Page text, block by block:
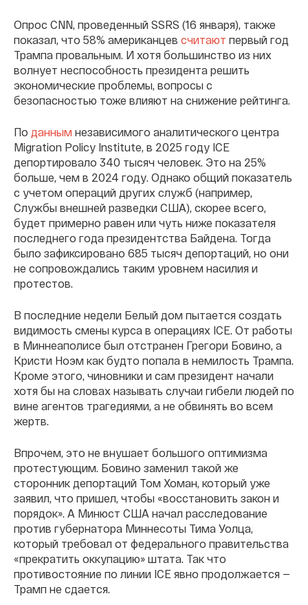
Опрос CNN, проведенный SSRS (16 января), также
показал, что 58% американцев считают первый год
Трампа провальным. И хотя большинство из них
волнует неспособность президента решить
экономические проблемы, вопросы с
безопасностью тоже влияют на снижение рейтинга.
По данным независимого аналитического центра
Migration Policy Institute, в 2025 году ICE
депортировало 340 тысяч человек. Это на 25%
больше, чем в 2024 году. Однако общий показатель
с учетом операций других служб (например,
Cлужбы внешней разведки США), скорее всего,
будет примерно равен или чуть ниже показателя
последнего года президентства Байдена. Тогда
было зафиксировано 685 тысяч депортаций, но они
не сопровождались таким уровнем насилия и
протестов.
В последние недели Белый дом пытается создать
видимость смены курса в операциях ICE. От работы
в Миннеаполисе был отстранен Грегори Бовино, а
Кристи Ноэм как будто попала в немилость Трампа.
Кроме этого, чиновники и сам президент начали
хотя бы на словах называть случаи гибели людей по
вине агентов трагедиями, а не обвинять во всем
жертв.
Впрочем, это не внушает большого оптимизма
протестующим. Бовино заменил такой же
сторонник депортаций Том Хоман, который уже
заявил, что пришел, чтобы «восстановить закон и
порядок». А Минюст США начал расследование
против губернатора Миннесоты Тима Уолца,
который требовал от федерального правительства
«прекратить оккупацию» штата. Так что
противостояние по линии ICE явно продолжается —
Трамп не сдается.